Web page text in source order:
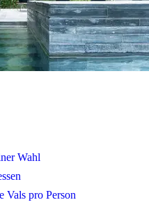
Wahl
Vals pro Person